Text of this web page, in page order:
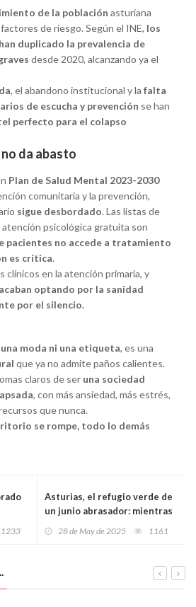
de la población asturiana
de riesgo. Según el INE, los
duplicado la prevalencia de
desde 2020, alcanzando ya el
, el abandono institucional y la falta
de escucha y prevención se han
perfecto para el colapso
da abasto
Plan de Salud Mental 2023-2030
comunitaria y la prevención,
sigue desbordado. Las listas de
atención psicológica gratuita son
pacientes no accede a tratamiento
es crítica.
clínicos en la atención primaria, y
optando por la sanidad
por el silencio.
una moda ni una etiqueta, es una
que ya no admite paños calientes.
claros de ser una sociedad
, con más ansiedad, más estrés,
que nunca.
se rompe, todo lo demás
y
1233
Asturias, el refugio verde de
un junio abrasador: mientras
respira entre nubes y
28 de May de 2025 1161